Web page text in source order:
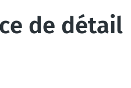
de détail